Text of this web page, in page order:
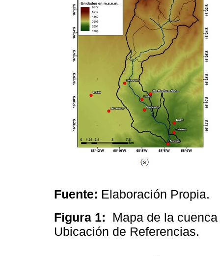
Fuente: Elaboración Propia.
Figura 1: Mapa de la
Ubicación de Referencias.